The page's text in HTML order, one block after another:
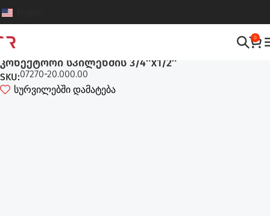
0
კონექტორი სპილენძის 3/4″x1/2″
SKU:07270-20.000.00
სურვილებში დამატება